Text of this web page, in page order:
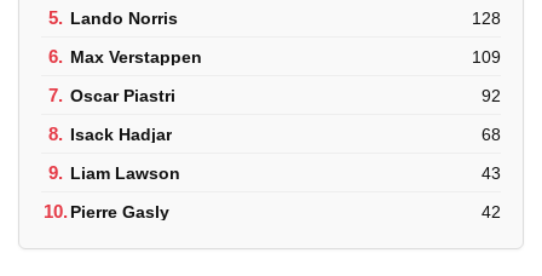
5. Lando Norris 128
6. Max Verstappen 109
7. Oscar Piastri 92
8. Isack Hadjar 68
9. Liam Lawson 43
10.Pierre Gasly 42